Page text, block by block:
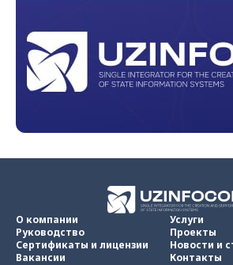
О компании
Руководство
Сертификаты и лицензии
Вакансии
Услуги
Проекты
Новости и
Контакты